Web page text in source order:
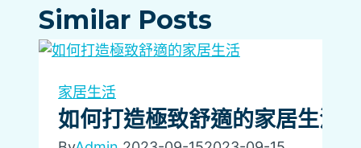
覽Similar Posts
家居生活
如何打造極致舒適的家居生活